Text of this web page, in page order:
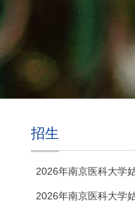
招生
2026年南京医科大学
2026年南京医科大学